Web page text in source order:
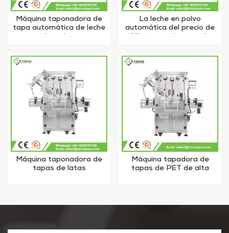
Máquina taponadora de
tapa automática de leche
La leche en polvo
automática del precio de
Máquina taponadora de
tapas de latas
Máquina tapadora de
tapas de PET de alta